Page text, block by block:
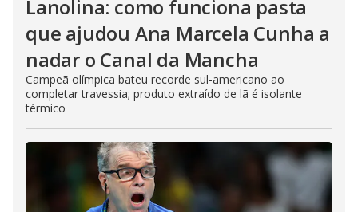
Lanolina: como funciona pasta
que ajudou Ana Marcela Cunha a
nadar o Canal da Mancha
Campeã olímpica bateu recorde sul-americano ao
completar travessia; produto extraído de lã é isolante
térmico